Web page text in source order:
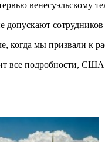
венесуэльскому
когда мы призвали к
все подробности,